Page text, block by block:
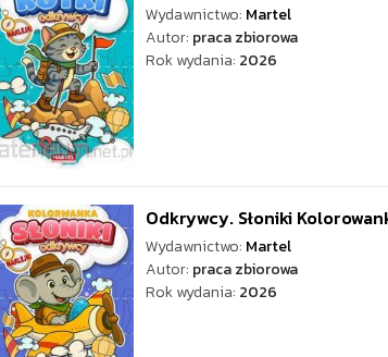
Wydawnictwo: Martel
Autor: praca zbiorowa
Rok wydania: 2026
Odkrywcy. Słoniki
Wydawnictwo: Martel
Autor: praca zbiorowa
Rok wydania: 2026